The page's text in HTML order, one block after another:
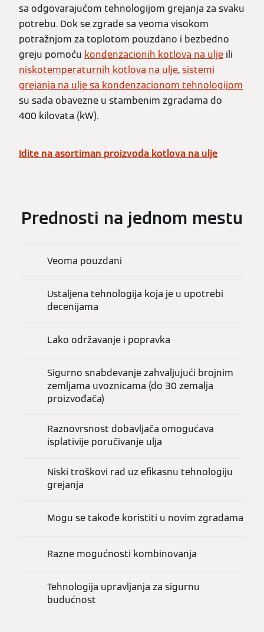
sa odgovarajućom tehnologijom grejanja za svaku
potrebu. Dok se zgrade sa veoma visokom
potražnjom za toplotom pouzdano i bezbedno
greju pomoću kondenzacionih kotlova na ulje ili
niskotemperaturnih kotlova na ulje,sistemi
grejanja na ulje sa kondenzacionom tehnologijom
su sada obavezne u stambenim zgradama do
400 kilovata (kW).
Idite na asortiman proizvoda kotlova na ulje
Prednosti na jednom mestu
Veoma pouzdani
Ustaljena tehnologija koja je u upotrebi
decenijama
Lako održavanje i popravka
Sigurno snabdevanje zahvaljujući brojnim
zemljama uvoznicama (do 30 zemalja
proizvođača)
Raznovrsnost dobavljača omogućava
isplativije poručivanje ulja
Niski troškovi rad uz efikasnu tehnologiju
grejanja
Mogu se takođe koristiti u novim zgradama
Razne mogućnosti kombinovanja
Tehnologija upravljanja za sigurnu
budućnost